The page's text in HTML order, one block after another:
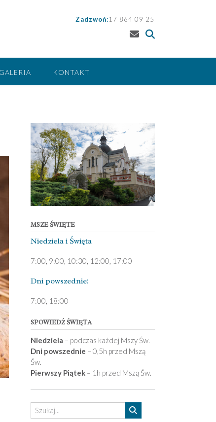
Zadzwoń:17 864 09 25
GALERIA KONTAKT
MSZE ŚWIĘTE
Niedziela ­i Święta
7:00, 9:00, 10:30, 12:00, 17:00
Dni pows­zednie:
7­:00, 18:00­
SPOWIEDŹ ŚWIĘTA
Niedziela – podczas każdej Mszy Św.
Dni powszednie – 0,5h przed Mszą
Św.
Pierwszy Piątek– 1h przed Mszą Św.